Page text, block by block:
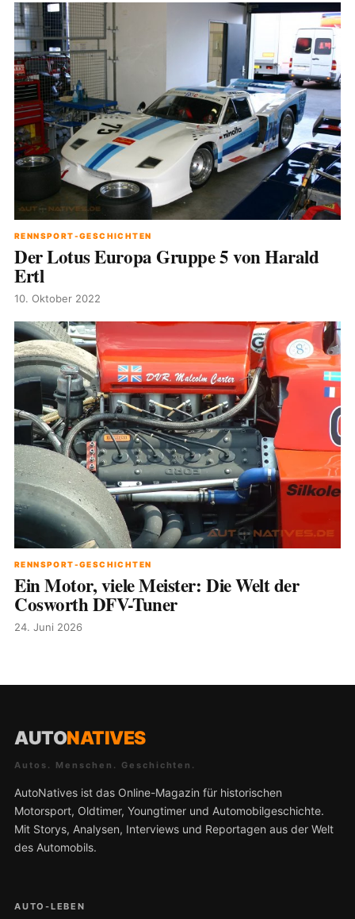
RENNSPORT-GESCHICHTEN
Der Lotus Europa Gruppe 5 von Harald
Ertl
10. Oktober 2022
RENNSPORT-GESCHICHTEN
Ein Motor, viele Meister: Die Welt der
Cosworth DFV-Tuner
24. Juni 2026
AUTONATIVES
Autos. Menschen. Geschichten.
AutoNatives ist das Online-Magazin für historischen
Motorsport, Oldtimer, Youngtimer und Automobilgeschichte.
Mit Storys, Analysen, Interviews und Reportagen aus der Welt
des Automobils.
AUTO-LEBEN